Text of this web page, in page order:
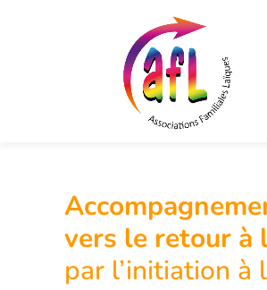
vers le retour à
par l’initiation à